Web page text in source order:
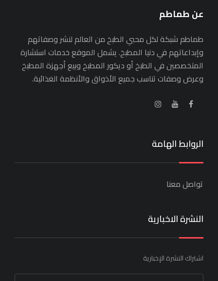
عن طماطم
طماطم شبكة لكل محبي الطبخ من العالم لنشر وصفاتهم
وإبداعاتهم في دنيا المطبخ. يشمل الموقع خدمات استشارة
المتخصصين في الطبخ أو ديكور المطبخ وبيع أجهزة المطبخ
وعرض وصفات تناسب جميع الأذواق والأنظمة الغذائية.
الروابط الهامة
تواصل معنا
النشرة الاخبارية
اشتراك النشرة الإخبارية